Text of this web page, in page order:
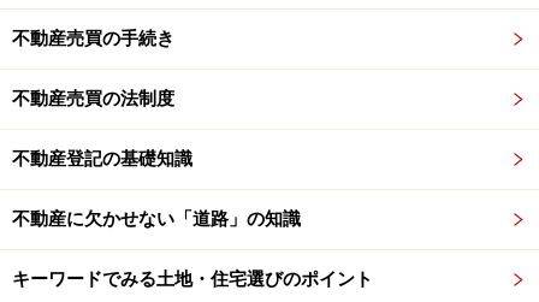
不動産売買の手続き
不動産売買の法制度
不動産登記の基礎知識
不動産に欠かせない「道路」の知識
キーワードでみる土地・住宅選びのポイント